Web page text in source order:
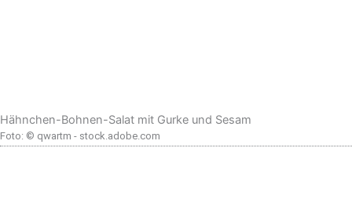
Hähnchen-Bohnen-Salat mit Gurke und Sesam
Foto: © qwartm - stock.adobe.com